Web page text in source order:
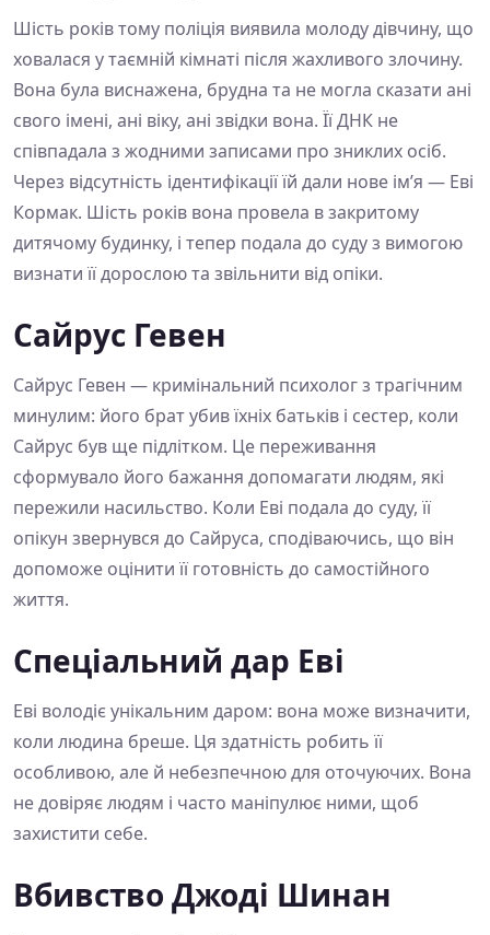
Шість років тому поліція виявила молоду дівчину, що
ховалася у таємній кімнаті після жахливого злочину.
Вона була виснажена, брудна та не могла сказати ані
свого імені, ані віку, ані звідки вона. Її ДНК не
співпадала з жодними записами про зниклих осіб.
Через відсутність ідентифікації їй дали нове ім’я — Еві
Кормак. Шість років вона провела в закритому
дитячому будинку, і тепер подала до суду з вимогою
визнати її дорослою та звільнити від опіки.
Сайрус Гевен
Сайрус Гевен — кримінальний психолог з трагічним
минулим: його брат убив їхніх батьків і сестер, коли
Сайрус був ще підлітком. Це переживання
сформувало його бажання допомагати людям, які
пережили насильство. Коли Еві подала до суду, її
опікун звернувся до Сайруса, сподіваючись, що він
допоможе оцінити її готовність до самостійного
життя.
Спеціальний дар Еві
Еві володіє унікальним даром: вона може визначити,
коли людина бреше. Ця здатність робить її
особливою, але й небезпечною для оточуючих. Вона
не довіряє людям і часто маніпулює ними, щоб
захистити себе.
Вбивство Джоді Шинан